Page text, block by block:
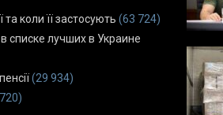
коли її застосують (63 724)
списке лучших в Украине
(29 934)